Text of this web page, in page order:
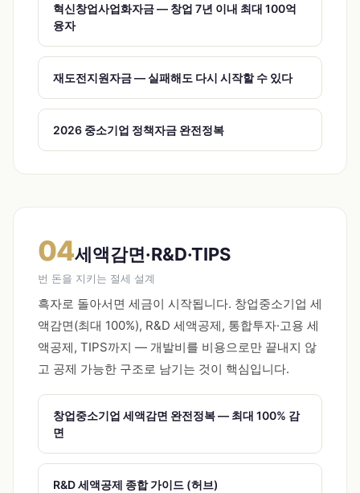
혁신창업사업화자금 — 창업 7년 이내 최대 100억
융자
재도전지원자금 — 실패해도 다시 시작할 수 있다
2026 중소기업 정책자금 완전정복
04세액감면·R&D·TIPS
번 돈을 지키는 절세 설계
흑자로 돌아서면 세금이 시작됩니다. 창업중소기업 세
액감면(최대 100%), R&D 세액공제, 통합투자·고용 세
액공제, TIPS까지 — 개발비를 비용으로만 끝내지 않
고 공제 가능한 구조로 남기는 것이 핵심입니다.
창업중소기업 세액감면 완전정복 — 최대 100% 감
면
R&D 세액공제 종합 가이드 (허브)